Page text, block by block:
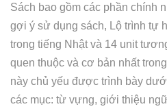
Sách bao gồm các phần chính
gợi ý sử dụng sách, Lộ trình tự
trong tiếng Nhật và 14 unit
quen thuộc và cơ bản nhất
này chủ yếu được trình bày
các mục: từ vựng, giới thiệu